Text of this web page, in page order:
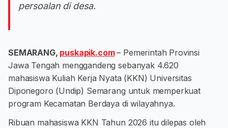
persoalan di desa.
SEMARANG, puskapik.com– Pemerintah Provinsi
Jawa Tengah menggandeng sebanyak 4.620
mahasiswa Kuliah Kerja Nyata (KKN) Universitas
Diponegoro (Undip) Semarang untuk memperkuat
program Kecamatan Berdaya di wilayahnya.
Ribuan mahasiswa KKN Tahun 2026 itu dilepas oleh